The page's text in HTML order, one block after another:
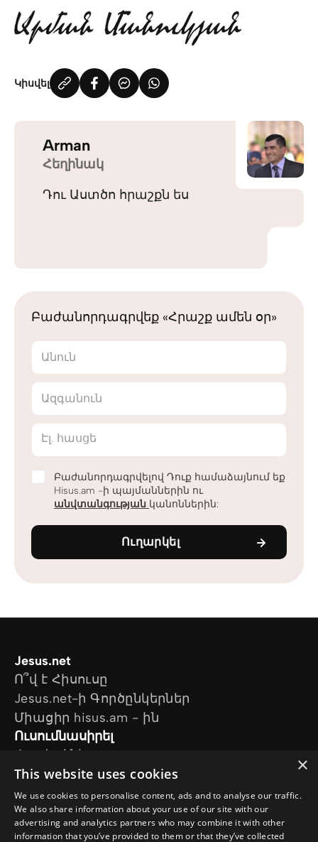
Կիսվել
Arman
Հեղինակ
Դու Աստծո հրաշքն ես
Բաժանորդագրվեք «Հրաշք ամեն օր»
Անուն
Ազգանուն
Էլ. հասցե
Բաժանորդագրվելով Դուք համաձայնում եք
Hisus.am -ի պայմաններին ու
անվտանգության կանոններին:
Ուղարկել
Jesus.net
Ո՞վ է Հիսուսը
Jesus.net-ի Գործընկերներ
Միացիր hisus.am - ին
Ուսումնասիրել
Հոդվածներ
Տեսանյութեր
Մեր նախագծերը
Ես հարց ունեմ
Հետևեք մեզ
×
This website uses cookies
We use cookies to personalise content, ads and to analyse our traffic.
We also share information about your use of our site with our
advertising and analytics partners who may combine it with other
information that you’ve provided to them or that they’ve collected